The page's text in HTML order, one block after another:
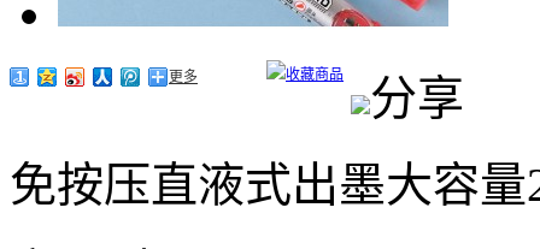
分享
更多 收藏商品
免按压直液式出墨大容量